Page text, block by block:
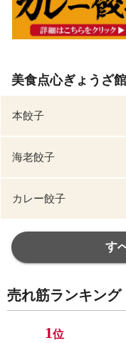
美食点心ぎょうざ
本餃子
海老餃子
カレー餃子
す
売れ筋ランキング
1位